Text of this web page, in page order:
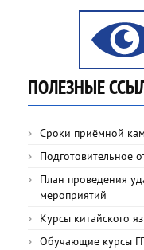
ПОЛЕЗНЫЕ
Сроки приёмной
Подготовительное
План проведения
мероприятий
Курсы китайского
Обучающие курсы